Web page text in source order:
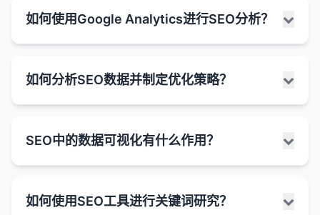
事件（Event）：用于音乐会、会议等事件，可包
含日期、时间、地点等信息。
间、难度、配料等信息。
本地企业（LocalBusiness）：用于本地企业，可
FAQ（常见问题）：用于常见问题解答页面。
HowTo：用于教程或步骤说明页面。
结构化数据的格式：
在搜索结果中显示问题和简短回答。
用户可以直接在搜索结果中展开查看答案。
显示步骤说明和完成时间等信息。
显示作者、发布日期和阅读时间等信息。
显示地址、电话、营业时间和评分等信息。
包含额外信息的有机搜索结果，如星级评分、价
格、事件信息等。
通过结构化数据标记实现。
知识面板
显示关于特定实体（如人物、地点、组织等）的
综合信息。
信息来源于于多种渠道道，包括维基百科等。
特色摘要：
直接答案。
URL规范化：帮助搜索引擎确定首选URL版本（如
网站迁移
：将网站从一个域名迁移到另一个域名。
合并页面：将多个页面的内容合并到一个页面。
HTTP到HTTPS迁移：将网站从HTTP升级到
散在这些URL之间。
规范URL告诉搜索引擎将所有链接权益集中到首
改善索引效率：
通过减少重复内容的索引，搜索引擎可以更有效
这有助于确保重要内容得到优先爬行和索引。
控制搜索结果中显示的URL：
URL版本。
单页会话是指用户只浏览了一个页面，且在该页
面上没有触发任何其他互动事件（如点击、表单
提交等）就离开网站的会话。
跳出率 = (单页会话数 / 总会话数) × 100%
特点：
互动，仍然会被视为跳出。
页面浏览是默认的互动事件。
会将单页会话转换为非跳出会话。
不仅包括直接的业务竞争对手，还包括在搜索结果
务重要的关键词。
免费工具，用于帮助网站管理员监控和优化网站在
Google搜索结果中的表现。它提供了有关网站在
问题的宝贵数据。
如何使用Google Search Console进行SEO分析：
1. 监控搜索流量
识别表现最佳的页面和关键词。
如何使用Google Analytics进行SEO分析？
和分析网站流量和用户行为。虽然它主要用于整体网
站分析，但也可以提供有关SEO性能的宝贵见解。通
流量的来源、用户行为和转化情况，从而优化SEO策
1. 分析有机搜索流量
如何分析SEO数据并制定优化策略？
它涉及收集、分析和解释数据，然后基于这些洞察采
取行动来提高网站的搜索可见度和有机流量。这个过
的深入理解。
SEO中的数据可视化有什么作用？
或图像表示的过程，以便更直观地理解、分析和沟通
如何使用SEO工具进行关键词研究？